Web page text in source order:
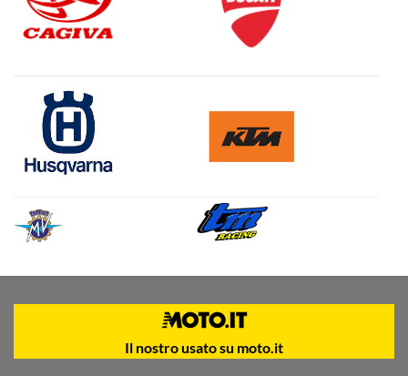
Il nostro usato su moto.it